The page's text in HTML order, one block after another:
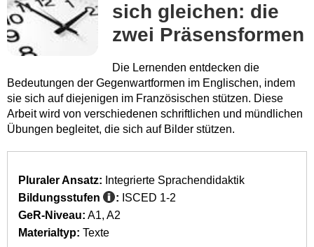
sich gleichen: die
zwei Präsensformen
Die Lernenden entdecken die
Bedeutungen der Gegenwartformen im Englischen, indem
sie sich auf diejenigen im Französischen stützen. Diese
Arbeit wird von verschiedenen schriftlichen und mündlichen
Übungen begleitet, die sich auf Bilder stützen.
Pluraler Ansatz: Integrierte Sprachendidaktik
Bildungsstufen
: ISCED 1-2
GeR-Niveau: A1 A2
Materialtyp: Texte